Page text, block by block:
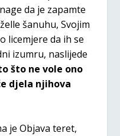
da je zapamte
šanuhu, Svojim
licemjere da ih se
izumru, naslijede
što ne vole ono
djela njihova
je Objava teret,